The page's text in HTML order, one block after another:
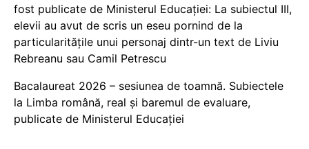
fost publicate de Ministerul Educației: La subiectul III,
elevii au avut de scris un eseu pornind de la
particularitățile unui personaj dintr-un text de Liviu
Rebreanu sau Camil Petrescu
Bacalaureat 2026 – sesiunea de toamnă. Subiectele
la Limba română, real și baremul de evaluare,
publicate de Ministerul Educației